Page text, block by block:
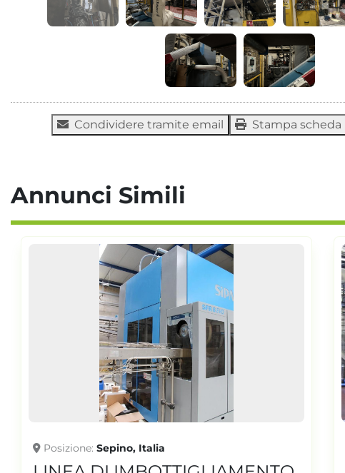
Condividere tramite email Stampa scheda
Annunci Simili
Posizione Sepino, Italia